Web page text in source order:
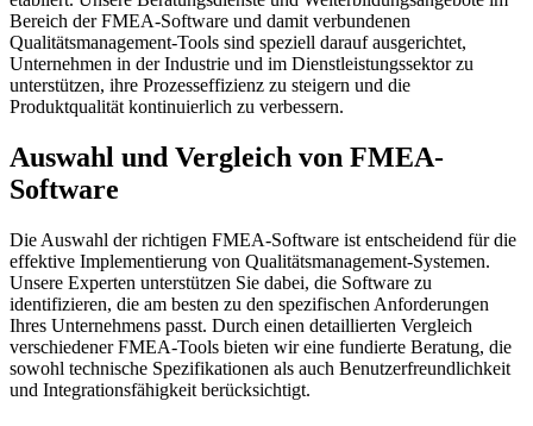
Bereich der FMEA-Software und damit verbundenen
Qualitätsmanagement-Tools sind speziell darauf ausgerichtet,
Unternehmen in der Industrie und im Dienstleistungssektor zu
unterstützen, ihre Prozesseffizienz zu steigern und die
Produktqualität kontinuierlich zu verbessern.
Auswahl und Vergleich von FMEA-
Software
Die Auswahl der richtigen FMEA-Software ist entscheidend für die
effektive Implementierung von Qualitätsmanagement-Systemen.
Unsere Experten unterstützen Sie dabei, die Software zu
identifizieren, die am besten zu den spezifischen Anforderungen
Ihres Unternehmens passt. Durch einen detaillierten Vergleich
verschiedener FMEA-Tools bieten wir eine fundierte Beratung, die
sowohl technische Spezifikationen als auch Benutzerfreundlichkeit
und Integrationsfähigkeit berücksichtigt.